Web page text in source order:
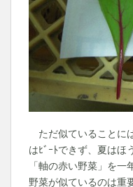
ただ似ていることに
はﾋﾞｰﾄできず、夏はほ
「軸の赤い野菜」を
野菜が似ているのは重